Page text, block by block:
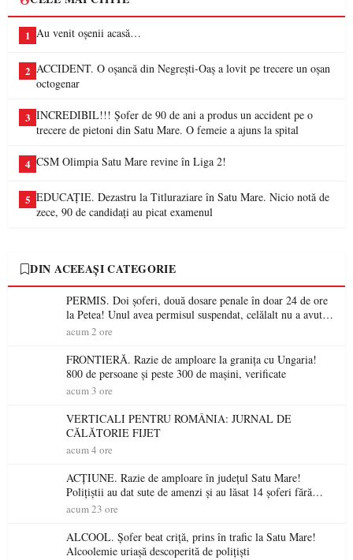
1 Au venit oșenii acasă…
2 ACCIDENT. O oșancă din Negrești-Oaș a lovit pe trecere un oșan
octogenar
3 INCREDIBIL!!! Șofer de 90 de ani a produs un accident pe o
trecere de pietoni din Satu Mare. O femeie a ajuns la spital
4 CSM Olimpia Satu Mare revine în Liga 2!
5 EDUCAȚIE. Dezastru la Titluraziare în Satu Mare. Nicio notă de
zece, 90 de candidați au picat examenul
DIN ACEEAȘI CATEGORIE
PERMIS. Doi șoferi, două dosare penale în doar 24 de ore
la Petea! Unul avea permisul suspendat, celălalt nu a avut
niciodată permis
acum 2 ore
FRONTIERĂ. Razie de amploare la granița cu Ungaria!
800 de persoane și peste 300 de mașini, verificate
acum 3 ore
VERTICALI PENTRU ROMÂNIA: JURNAL DE
CĂLĂTORIE FIJET
acum 4 ore
ACȚIUNE. Razie de amploare în județul Satu Mare!
Polițiștii au dat sute de amenzi și au lăsat 14 șoferi fără
permis într-o singură zi
acum 23 ore
ALCOOL. Șofer beat criță, prins în trafic la Satu Mare!
Alcoolemie uriașă descoperită de polițiști